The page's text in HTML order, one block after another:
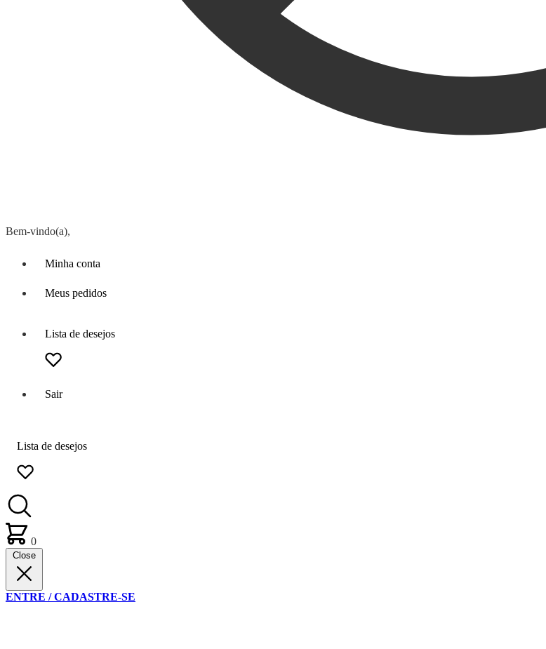
Bem-vindo(a),
Minha conta
Meus pedidos
Lista de desejos
Sair
Lista de desejos
0
Close
ENTRE / CADASTRE-SE